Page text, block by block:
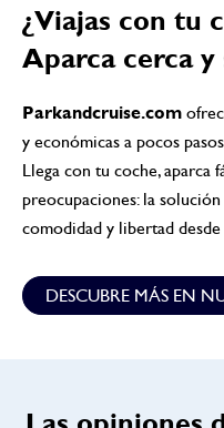
¿Viajas con tu
Aparca cerca
Parkandcruise.com
y económicas a pocos
Llega con tu coche, aparca
preocupaciones: la
comodidad y libertad
DESCUBRE MÁS EN